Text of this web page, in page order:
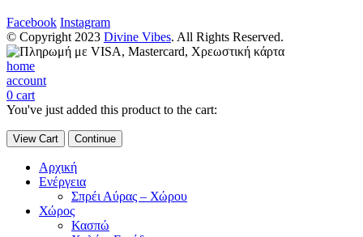
Facebook Instagram
© Copyright 2023 Divine Vibes. All Rights Reserved.
home
account
0 cart
You've just added this product to the cart:
View Cart Continue
Αρχική
Ενέργεια
Σπρέι Αύρας – Χώρου
Χώρος
Κασπώ